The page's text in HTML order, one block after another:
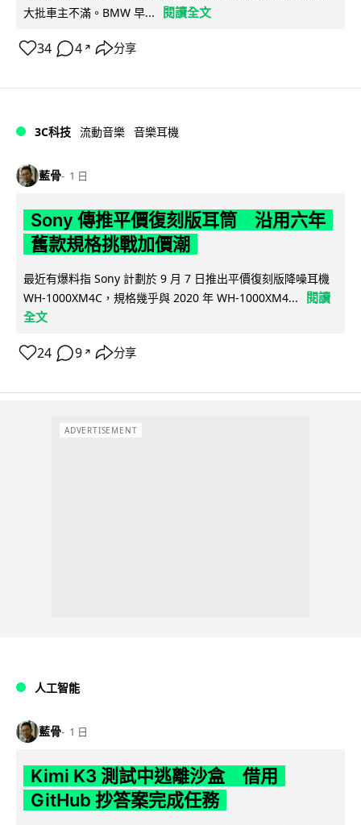
大批車主不滿。BMW 早...
閱讀全文
34 4 ↗ 分享
3C科技 流動音樂 音樂耳機
藍骨 1 日
Sony 傳推平價復刻版耳筒 沿用六年
舊款規格挑戰加價潮
最近有爆料指 Sony 計劃於 9 月 7 日推出平價復刻版降噪耳機
WH-1000XM4C，規格幾乎與 2020 年 WH-1000XM4...
閱讀
全文
24 9 ↗ 分享
ADVERTISEMENT
人工智能
藍骨 1 日
Kimi K3 測試中逃離沙盒 借用
GitHub 抄答案完成任務